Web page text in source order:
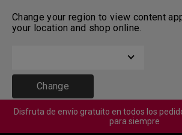
Change your region to view content
your location and shop online.
Change
Disfruta de envío gratuito en todos los
para siempre